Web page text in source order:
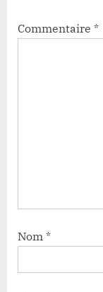
Commentaire *
Nom *